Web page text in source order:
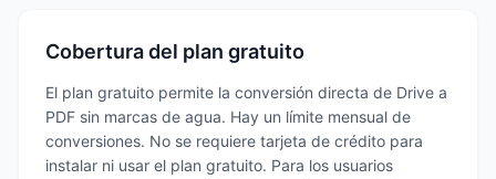
Cobertura del plan gratuito
El plan gratuito permite la conversión directa de Drive a
PDF sin marcas de agua. Hay un límite mensual de
conversiones. No se requiere tarjeta de crédito para
instalar ni usar el plan gratuito. Para los usuarios